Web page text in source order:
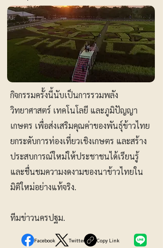
กิจกรรมครั้งนี้นับเป็นการรวมพลัง
วิทยาศาสตร์ เทคโนโลยี และภูมิปัญญา
เกษตร เพื่อส่งเสริมคุณค่าของพันธุ์ข้าวไทย
ยกระดับการท่องเที่ยวเชิงเกษตร และสร้าง
ประสบการณ์ใหม่ให้ประชาชนได้เรียนรู้
และชื่นชมความงดงามของนาข้าวไทยใน
มิติใหม่อย่างแท้จริง.
ทีมข่าวนครปฐม.
Facebook Twitter Copy Link